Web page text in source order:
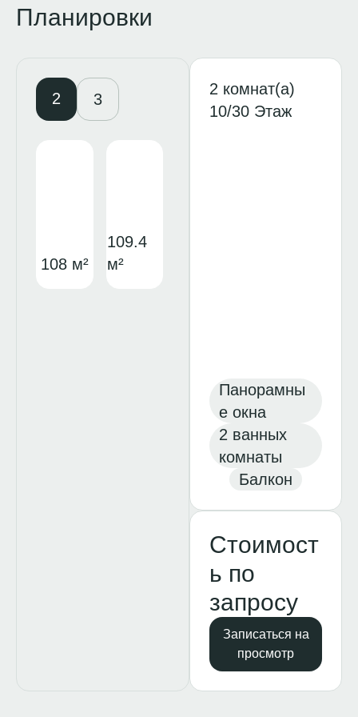
Планировки
2 3
108 м²
109.4
м²
2 комнат(а)
10/30 Этаж
Панорамны
е окна
2 ванных
комнаты
Балкон
Стоимост
ь по
запросу
Записаться на
просмотр